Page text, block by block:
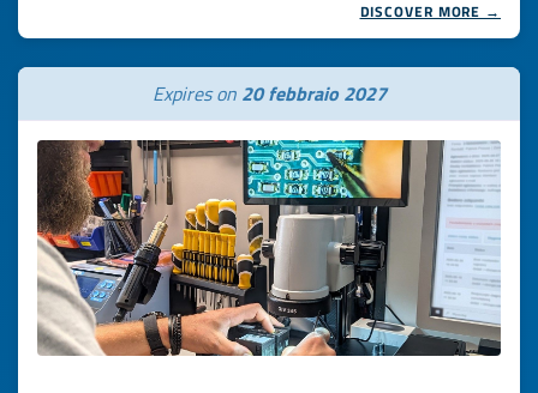
DISCOVER MORE →
Expires on 20 febbraio 2027